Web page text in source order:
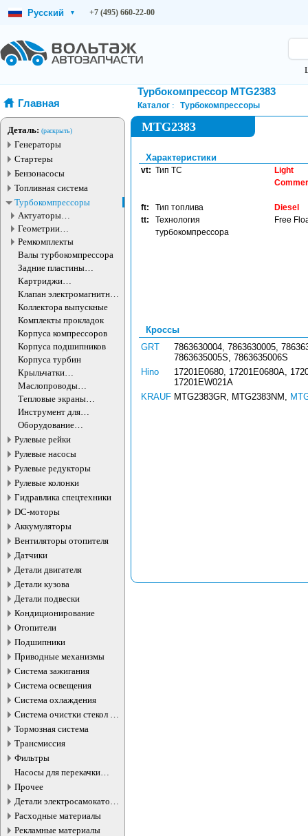
Русский ▾ +7 (495) 660-22-00
Главная
Деталь: (раскрыть)
Генераторы
Стартеры
Бензонасосы
Топливная система
Турбокомпрессоры
Актуаторы
турбокомпрессора
Геометрии
турбокомпрессора
Ремкомплекты
Валы турбокомпрессора
Задние пластины
турбокомпрессора
Картриджи
турбокомпрессоров
Клапан электромагнитный
турбокомпрессора
Коллектора выпускные
Комплекты прокладок
Корпуса компрессоров
Корпуса подшипников
Корпуса турбин
Крыльчатки
турбокомпрессора
Маслопроводы
турбокомпрессора
Тепловые экраны
турбокомпрессора
Инструмент для
турбокомпрессоров
Оборудование
турбокомпрессоров
Рулевые рейки
Рулевые насосы
Рулевые редукторы
Рулевые колонки
Гидравлика спецтехники
DC-моторы
Аккумуляторы
Вентиляторы отопителя
Датчики
Детали двигателя
Детали кузова
Детали подвески
Кондиционирование
Отопители
Подшипники
Приводные механизмы
Система зажигания
Система освещения
Система охлаждения
Система очистки стекол и
фар
Тормозная система
Трансмиссия
Фильтры
Насосы для перекачки
жидкостей
Прочее
Детали электросамокатов и
электротранспорта
Расходные материалы
Рекламные материалы
Турбокомпрессор MTG2383
Каталог Турбокомпрессоры
MTG2383
Характеристики
vt: Тип ТС
Light
ft: Тип топлива
Diesel
tt:
Технология
турбокомпрессора
Free
Кроссы
GRT
7863630004, 7863630005,
7863635005S, 7863635006S
Hino
17201E0680, 17201E0680A,
17201EW021A
KRAUF MTG2383GR, MTG2383NM,